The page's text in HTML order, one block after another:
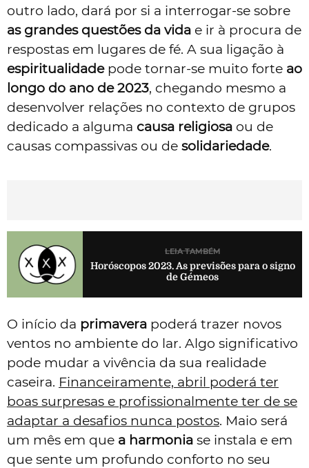
outro lado, dará por si a interrogar-se sobre
as grandes questões da vida e ir à procura de
respostas em lugares de fé. A sua ligação à
espiritualidadepode tornar-se muito forte ao
longo do ano de 2023, chegando mesmo a
desenvolver relações no contexto de grupos
dedicado a alguma causa religiosa ou de
causas compassivas ou de solidariedade.
LEIA TAMBÉM
Horóscopos 2023. As previsões para o signo
de Gémeos
O início da primavera poderá trazer novos
ventos no ambiente do lar. Algo significativo
pode mudar a vivência da sua realidade
caseira. Financeiramente, abril poderá ter
boas surpresas e profissionalmente ter de se
adaptar a desafios nunca postos. Maio será
um mês em que a harmonia se instala e em
que sente um profundo conforto no seu